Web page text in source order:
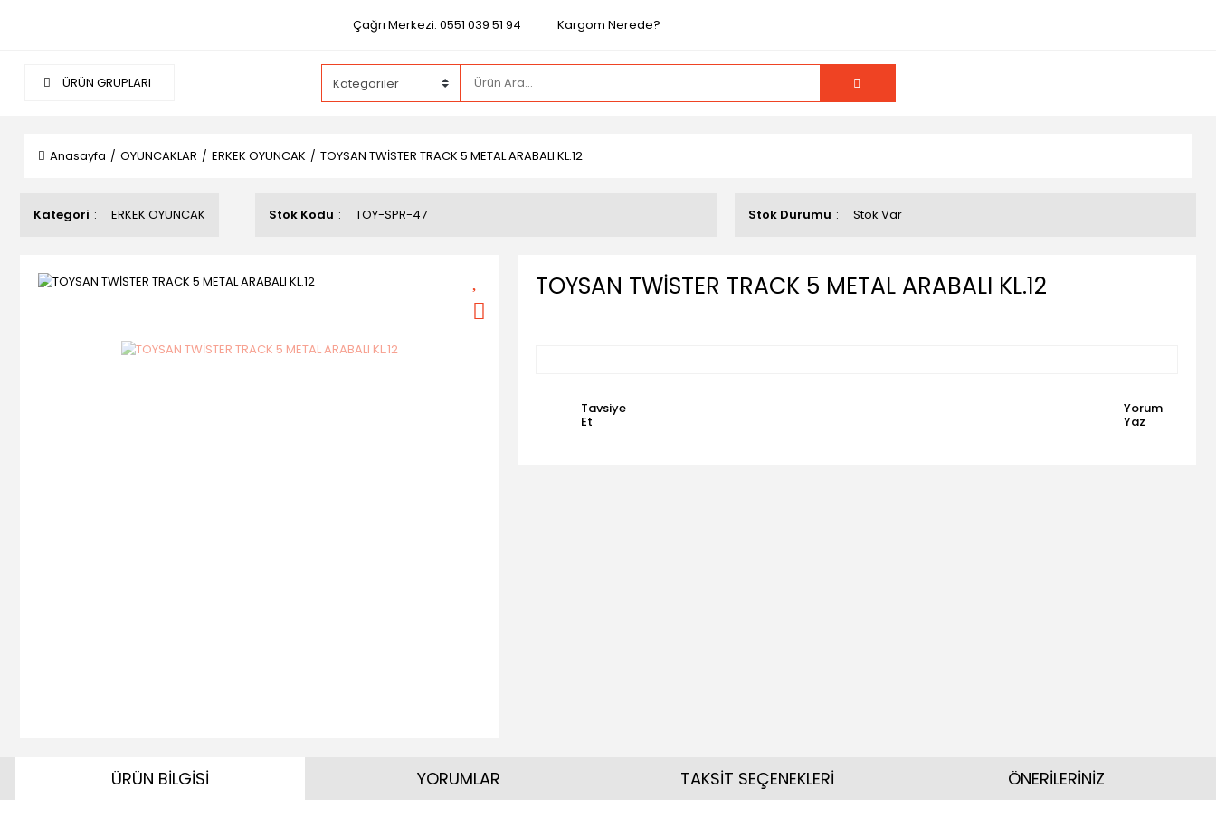
Çağrı Merkezi: 0551 039 51 94 Kargom Nerede?
ÜRÜN GRUPLARI
Anasayfa OYUNCAKLAR ERKEK OYUNCAK TOYSAN TWİSTER TRACK 5 METAL ARABALI KL.12
Kategori ERKEK OYUNCAK Stok Kodu TOY-SPR-47 Stok Durumu Stok Var
TOYSAN TWİSTER TRACK 5 METAL ARABALI KL.12
Tavsiye
Et
Yorum
Yaz
ÜRÜN BİLGİSİ YORUMLAR TAKSİT SEÇENEKLERİ ÖNERİLERİNİZ